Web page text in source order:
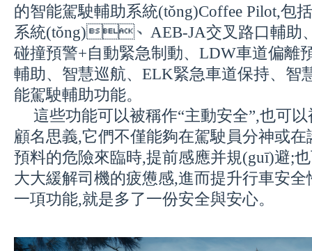
的智能駕駛輔助系統(tǒng)Coffee Pilot,包
系統(tǒng)、AEB-JA交叉路口輔助、
碰撞預警+自動緊急制動、LDW車道偏離
輔助、智慧巡航、ELK緊急車道保持、
能駕駛輔助功能。
這些功能可以被稱作“主動安全”,也可以
顧名思義,它們不僅能夠在駕駛員分神或在
預料的危險來臨時,提前感應并規(guī)避;
大大緩解司機的疲憊感,進而提升行車安全
一項功能,就是多了一份安全與安心。